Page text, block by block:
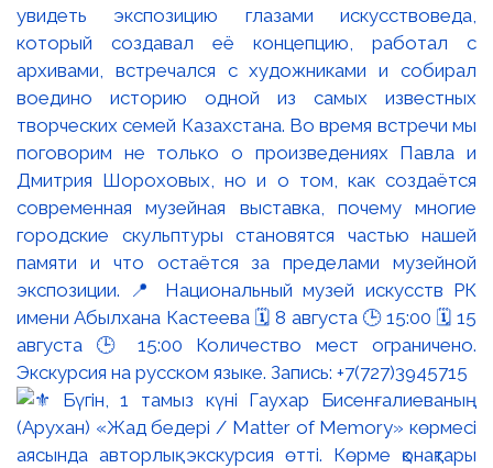
увидеть экспозицию глазами искусствоведа,
который создавал её концепцию, работал с
архивами, встречался с художниками и собирал
воедино историю одной из самых известных
творческих семей Казахстана. Во время встречи мы
поговорим не только о произведениях Павла и
Дмитрия Шороховых, но и о том, как создаётся
современная музейная выставка, почему многие
городские скульптуры становятся частью нашей
памяти и что остаётся за пределами музейной
экспозиции. 📍 Национальный музей искусств РК
имени Абылхана Кастеева 🗓 8 августа 🕒 15:00 🗓 15
августа 🕒 15:00 Количество мест ограничено.
Экскурсия на русском языке. Запись: +7(727)3945715